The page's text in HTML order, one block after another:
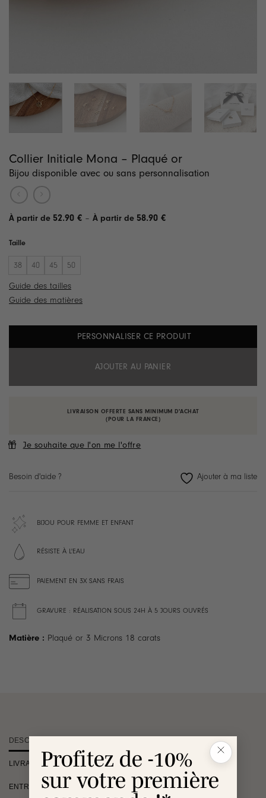
Profitez de -10%
sur votre première
Collier Initiale Mona – Plaqué or
Bijou disponible avec ou sans personnalisation
52.90 € – 58.90 €Plage
Taille
38 40 45 50
Guide des tailles
Guide des matières
PERSONNALISER CE PRODUIT
AJOUTER AU PANIER
LIVRAISON OFFERTE SANS MINIMUM D'ACHAT
(POUR LA FRANCE)
Je souhaite que l'on me l'offre
Besoin d'aide ?
BIJOU POUR FEMME ET ENFANT
RÉSISTE À L'EAU
PAIEMENT EN 3X SANS FRAIS
GRAVURE : RÉALISATION SOUS 24H À 5 JOURS OUVRÉS
Matière : Plaqué or 3 Microns 18 carats
DESCRIPTION
LIVRAISON
ENTRETIEN